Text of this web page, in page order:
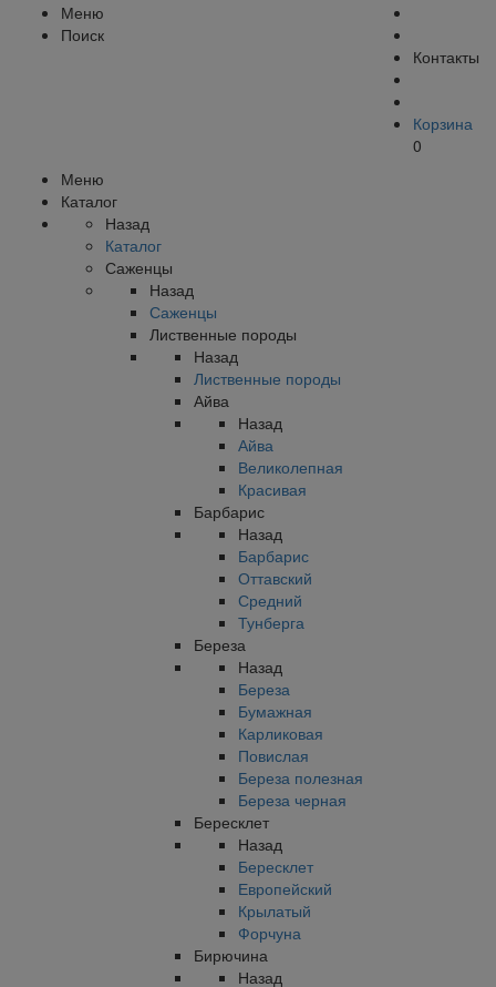
Контакты
Корзина
0
Меню
Поиск
Меню
Каталог
Назад
Каталог
Саженцы
Назад
Саженцы
Лиственные породы
Назад
Лиственные породы
Айва
Назад
Айва
Великолепная
Красивая
Барбарис
Назад
Барбарис
Оттавский
Средний
Тунберга
Береза
Назад
Береза
Бумажная
Карликовая
Повислая
Береза полезная
Береза черная
Бересклет
Назад
Бересклет
Европейский
Крылатый
Форчуна
Бирючина
Назад